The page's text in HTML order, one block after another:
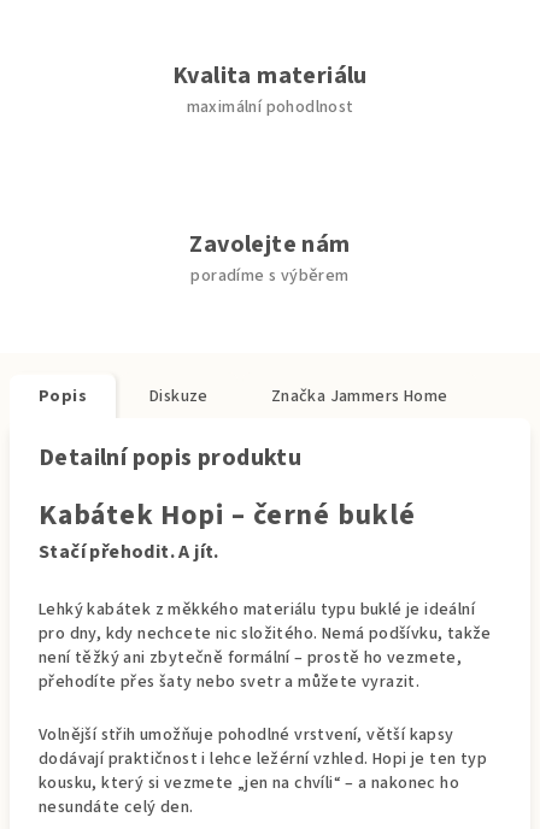
Kvalita materiálu
maximální pohodlnost
Zavolejte nám
poradíme s výběrem
Popis Diskuze Značka Jammers Home
Detailní popis produktu
Kabátek Hopi – černé buklé
Stačí přehodit. A jít.
Lehký kabátek z měkkého materiálu typu buklé je ideální
pro dny, kdy nechcete nic složitého. Nemá podšívku, takže
není těžký ani zbytečně formální – prostě ho vezmete,
přehodíte přes šaty nebo svetr a můžete vyrazit.
Volnější střih umožňuje pohodlné vrstvení, větší kapsy
dodávají praktičnost i lehce ležérní vzhled. Hopi je ten typ
kousku, který si vezmete „jen na chvíli“ – a nakonec ho
nesundáte celý den.